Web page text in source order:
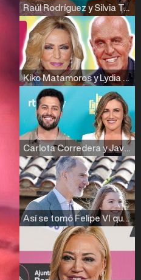
Raúl Rodríguez y Silvia Taulés nos cuentan su papel en 'La familia de la tele'
Kiko Matamoros y Lydia Lozano: "Nuestro público es de todas las edades y RTVE tiene un público muy pegado a las novelas, al que tenemos que captar"
Carlota Corredera y Javier de Hoyos: "La tele tiene que representar al público también y aquí están todos los perfiles posibles&quo;
Así se tomó Felipe VI que la Infanta Sofía no quisiera recibir formación militar